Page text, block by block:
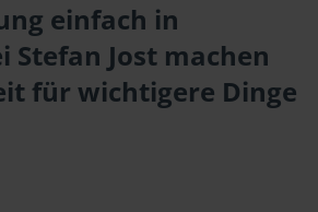
einfach in
Stefan Jost machen
für wichtigere Dinge